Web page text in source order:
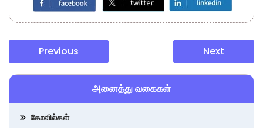
Previous Next
அனைத்து வகைகள்
கோவில்கள்